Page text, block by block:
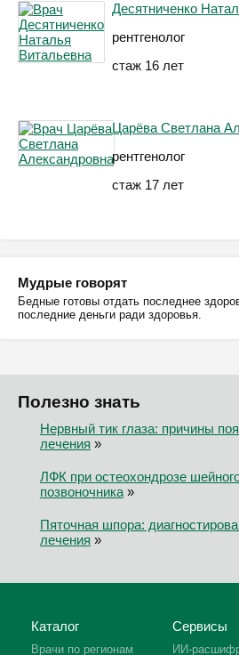
Десятниченко
рентгенолог
стаж 16 лет
Царёва Светлана
рентгенолог
стаж 17 лет
Мудрые говорят
Бедные готовы отдать последнее
последние деньги ради здоровья.
Полезно знать
Нервный тик глаза: причины
лечения »
ЛФК при остеохондрозе
позвоночника»
Пяточная шпора:
лечения »
Каталог
Врачи по регионам
Сервисы
ИИ-